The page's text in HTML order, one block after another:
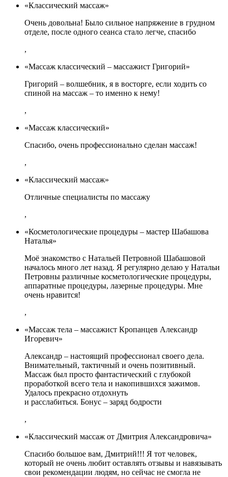
«Классический массаж»
Очень довольна! Было сильное напряжение в грудном
отделе, после одного сеанса стало легче, спасибо
,
«Массаж классический – массажист Григорий»
Григорий – волшебник, я в восторге, если ходить со
спиной на массаж – то именно к нему!
,
«Массаж классический»
Спасибо, очень профессионально сделан массаж!
,
«Классический массаж»
Отличные специалисты по массажу
,
«Косметологические процедуры – мастер Шабашова
Наталья»
Моё знакомство с Натальей Петровной Шабашовой
началось много лет назад. Я регулярно делаю у Натальи
Петровны различные косметологические процедуры,
аппаратные процедуры, лазерные процедуры. Мне
очень нравится!
,
«Массаж тела – массажист Кропанцев Александр
Игоревич»
Александр – настоящий профессионал своего дела.
Внимательный, тактичный и очень позитивный.
Массаж был просто фантастический с глубокой
проработкой всего тела и накопившихся зажимов.
Удалось прекрасно отдохнуть
и расслабиться. Бонус – заряд бодрости
,
«Классический массаж от Дмитрия Александровича»
Спасибо большое вам, Дмитрий!!! Я тот человек,
который не очень любит оставлять отзывы и навязывать
свои рекомендации людям, но сейчас не смогла не